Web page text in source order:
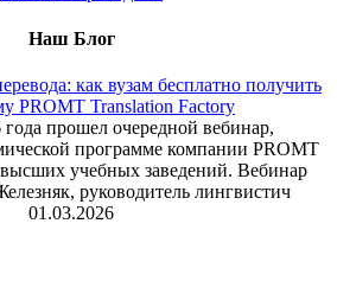
Наш Блог
как вузам бесплатно получить
PROMT Translation Factory
года прошел очередной вебинар,
программе компании PROMT
высших учебных заведений. Вебинар
руководитель лингвистич
01.03.2026